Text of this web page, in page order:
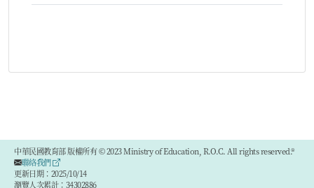
中華民國教育部 版權所有 © 2023 Ministry of Education, R.O.C. All rights reserved.®
聯絡我們
更新日期：2025/10/14
瀏覽人次累計：34302886